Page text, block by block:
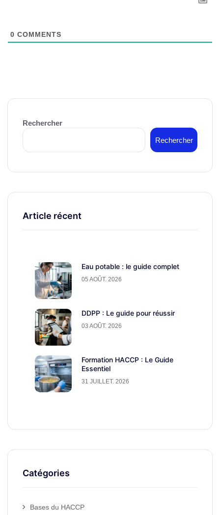
0 COMMENTS
Rechercher
Rechercher
Article récent
Eau potable : le guide complet
05 AOÛT. 2026
DDPP : Le guide pour réussir
03 AOÛT. 2026
Formation HACCP : Le Guide
Essentiel
31 JUILLET. 2026
Catégories
Bases du HACCP